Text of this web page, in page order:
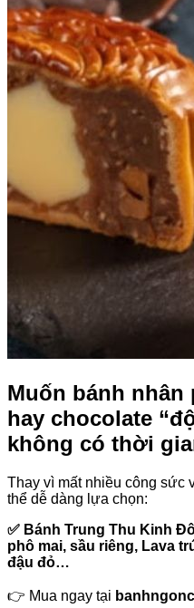
Muốn bánh nhân
hay chocolate
không có thời
Thay vì mất nhiều công sức
thể dễ dàng lựa chọn:
✅ Bánh Trung Thu Kinh
phô mai, sầu riêng, Lava
đậu đỏ…
👉 Mua ngay tại